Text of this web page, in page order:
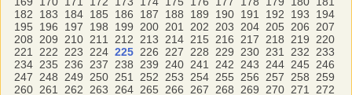
182
183 184 185 186 187 188 189 190 191 192 193
194
195
196 197 198 199 200 201 202 203 204 205 206
207
208
209 210 211 212 213 214 215 216 217 218 219
220
221
222 223 224 225 226 227 228 229 230 231 232
233
234 235 236 237 238 239 240 241 242 243 244 245
246
247
248 249 250 251 252 253 254 255 256 257 258
259
260 261 262 263 264 265 266 267 268 269 270 271
272